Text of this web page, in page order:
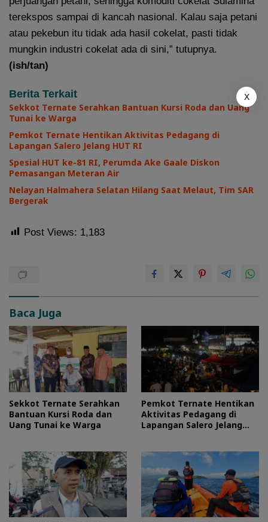
terekspos sampai di kancah nasional. Kalau saja petani
atau pekebun itu tidak ada hasil cokelat, pasti tidak
mungkin industri cokelat ada di sini,” tutupnya.
(ish/tan)
Berita Terkait
Sekkot Ternate Serahkan Bantuan Kursi Roda dan Uang
Tunai ke Warga
Pemkot Ternate Hentikan Aktivitas Pedagang di
Lapangan Salero Jelang HUT RI
Spesial HUT ke-81 RI, Perumda Ake Gaale Diskon
Pemasangan Meteran Air
Nelayan Halmahera Selatan Hilang Saat Melaut, Tim SAR
Bergerak
Post Views: 1,183
Baca Juga
Sekkot Ternate Serahkan
Bantuan Kursi Roda dan
Uang Tunai ke Warga
Pemkot Ternate Hentikan
Aktivitas Pedagang di
Lapangan Salero Jelang
X